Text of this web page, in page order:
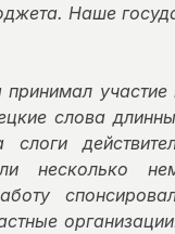
Наше
слова
несколько